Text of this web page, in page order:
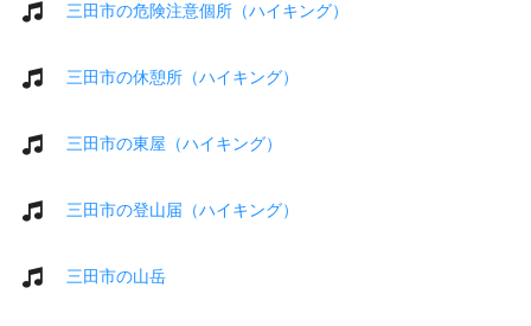
三田市の危険注意個所（ハイキング）
三田市の休憩所（ハイキング）
三田市の東屋（ハイキング）
三田市の登山届（ハイキング）
三田市の山岳